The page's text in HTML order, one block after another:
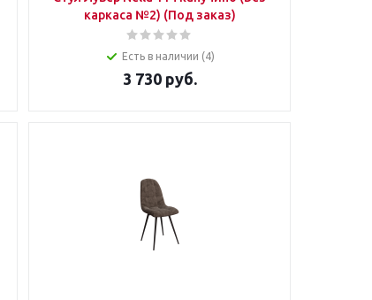
каркаса №2) (Под заказ)
Есть в наличии (4)
3 730руб.